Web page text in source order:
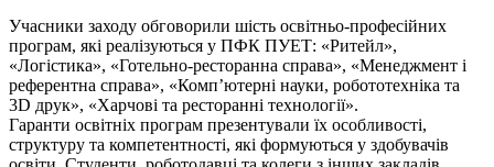
Учасники заходу обговорили шість освітньо-професійних
програм, які реалізуються у ПФК ПУЕТ: «Ритейл»,
«Логістика», «Готельно-ресторанна справа», «Менеджмент і
референтна справа», «Комп’ютерні науки, робототехніка та
3D друк», «Харчові та ресторанні технології».
Гаранти освітніх програм презентували їх особливості,
структуру та компетентності, які формуються у здобувачів